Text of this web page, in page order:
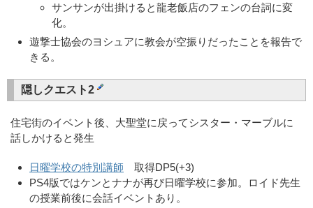
サンサンが出掛けると龍老飯店のフェンの台詞に変
化。
遊撃士協会のヨシュアに教会が空振りだったことを報告で
きる。
隠しクエスト2
住宅街のイベント後、大聖堂に戻ってシスター・マーブルに
話しかけると発生
日曜学校の特別講師 取得DP5(+3)
PS4版ではケンとナナが再び日曜学校に参加。ロイド先生
の授業前後に会話イベントあり。